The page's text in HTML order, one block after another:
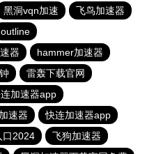
黑洞vqn加速
飞鸟加速器
outline
器
hammer加速器
雷轰下载官网
加速器app
速器
快连加速器app
口2024
飞狗加速器